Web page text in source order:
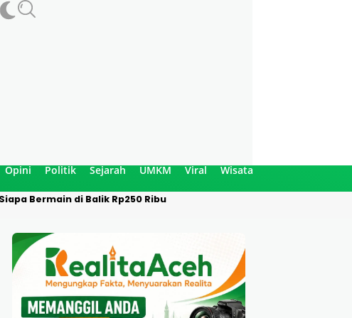
Opini Politik Sejarah UMKM Viral Wisata
Bermain di Balik Rp250 Ribu